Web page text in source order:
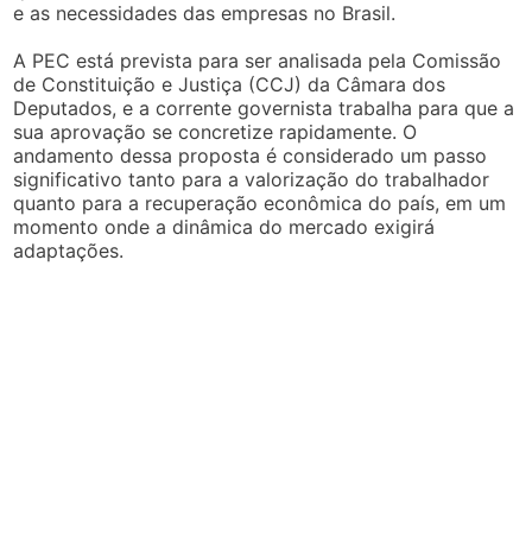
e as necessidades das empresas no Brasil.
A PEC está prevista para ser analisada pela Comissão
de Constituição e Justiça (CCJ) da Câmara dos
Deputados, e a corrente governista trabalha para que a
sua aprovação se concretize rapidamente. O
andamento dessa proposta é considerado um passo
significativo tanto para a valorização do trabalhador
quanto para a recuperação econômica do país, em um
momento onde a dinâmica do mercado exigirá
adaptações.